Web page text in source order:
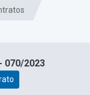
070/2023